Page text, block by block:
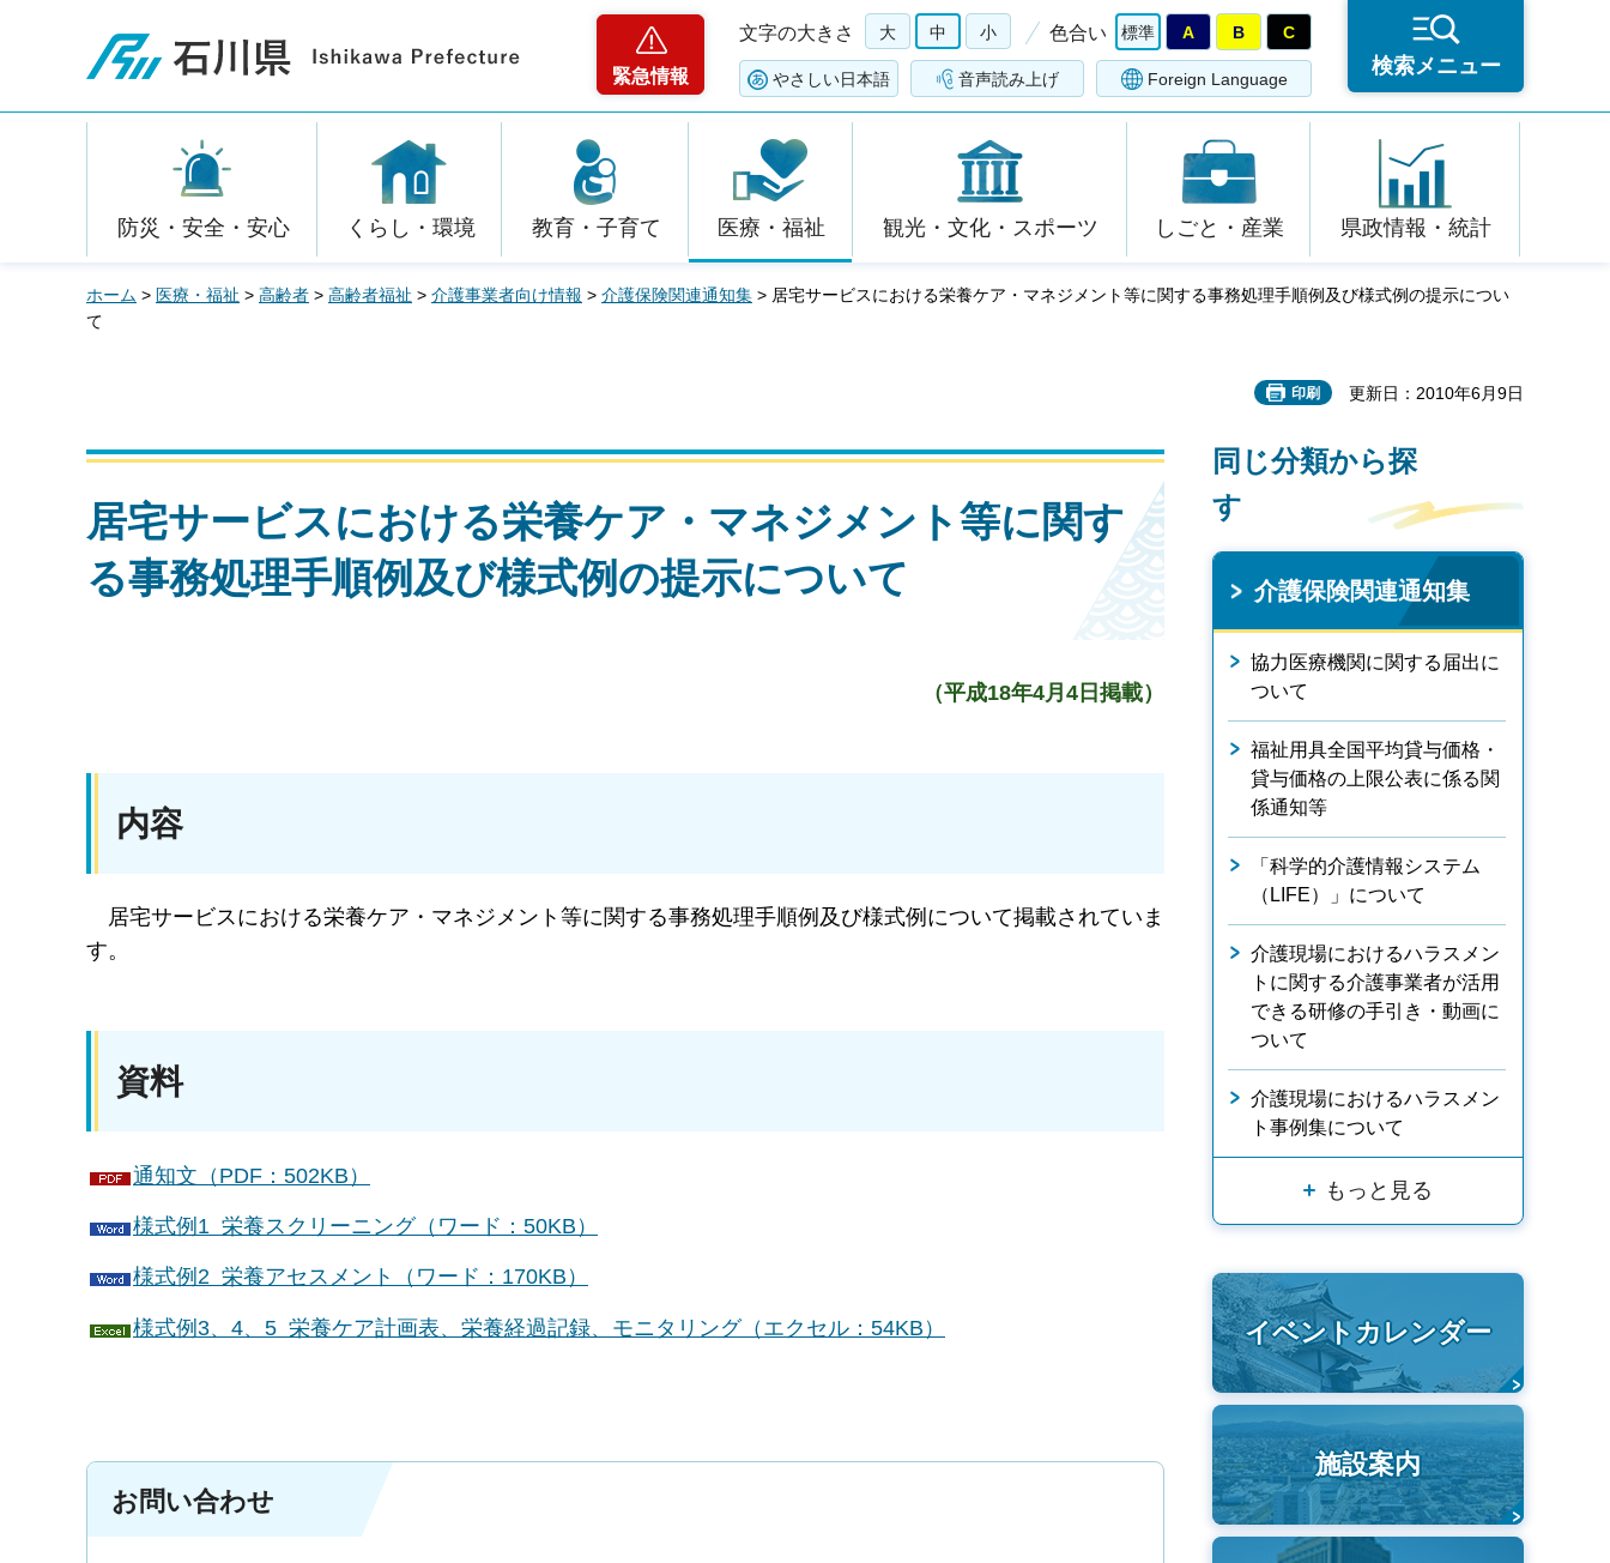
石川県
緊急情報
文字の大きさ 大 中 小 色合い 標準 A B C
やさしい日本語 音声読み上げ Foreign Language
検索メニュー
防災・安全・安心 くらし・環境 教育・子育て 医療・福祉 観光・文化・スポーツ しごと・産業 県政情報・統計
ホーム > 医療・福祉 > 高齢者 > 高齢者福祉 > 介護事業者向け情報 > 介護保険関連通知集 > 居宅サービスにおける栄養ケア・マネジメント等に関する事務処理手順例及び様式例の提示につい
て
印刷 更新日：2010年6月9日
居宅サービスにおける栄養ケア・マネジメント等に関す
る事務処理手順例及び様式例の提示について
（平成18年4月4日掲載）
内容
居宅サービスにおける栄養ケア・マネジメント等に関する事務処理手順例及び様式例について掲載されていま
す。
資料
通知文（PDF：502KB）
様式例1 栄養スクリーニング（ワード：50KB）
様式例2 栄養アセスメント（ワード：170KB）
様式例3、4、5 栄養ケア計画表、栄養経過記録、モニタリング（エクセル：54KB）
お問い合わせ
同じ分類から探
す
介護保険関連通知集
協力医療機関に関する届出に
ついて
福祉用具全国平均貸与価格・
貸与価格の上限公表に係る関
係通知等
「科学的介護情報システム
（LIFE）」について
介護現場におけるハラスメン
トに関する介護事業者が活用
できる研修の手引き・動画に
ついて
介護現場におけるハラスメン
ト事例集について
もっと見る
イベントカレンダー
施設案内